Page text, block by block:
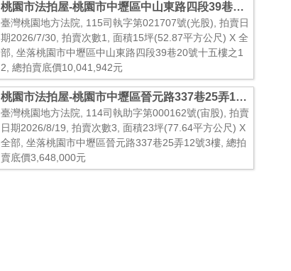
桃園市法拍屋-桃園市中壢區中山東路四段39巷20
號十五樓之12
臺灣桃園地方法院, 115司執字第021707號(光股), 拍賣日
期2026/7/30, 拍賣次數1, 面積15坪(52.87平方公尺) X 全
部, 坐落桃園市中壢區中山東路四段39巷20號十五樓之1
2, 總拍賣底價10,041,942元
桃園市法拍屋-桃園市中壢區晉元路337巷25弄12
號3樓
臺灣桃園地方法院, 114司執助字第000162號(宙股), 拍賣
日期2026/8/19, 拍賣次數3, 面積23坪(77.64平方公尺) X
全部, 坐落桃園市中壢區晉元路337巷25弄12號3樓, 總拍
賣底價3,648,000元